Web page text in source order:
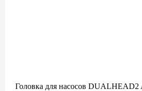
Головка для насосов